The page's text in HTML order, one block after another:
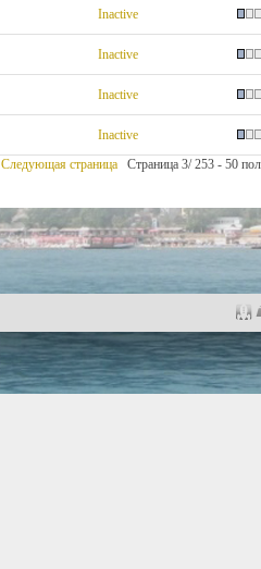
Inactive
Inactive
Inactive
Inactive
Следующая страница Страница 3/ 253 - 50